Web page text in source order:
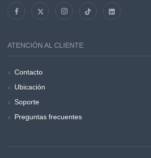
ATENCIÓN AL CLIENTE
Contacto
Ubicación
Soporte
Preguntas frecuentes